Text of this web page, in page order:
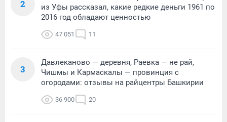
2
из Уфы рассказал, какие редкие деньги 1961 по
2016 год обладают ценностью
47 051 11
3
Давлеканово — деревня, Раевка — не рай,
Чишмы и Кармаскалы — провинция с
огородами: отзывы на райцентры Башкирии
36 900 20